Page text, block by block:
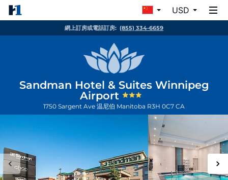
USD
網上訂房或電話訂房: (855) 334-6659
Sandman Hotel & Suites Winnipeg
Airport
1750 Sargent Ave 温尼伯 Manitoba R3H 0C7 CA